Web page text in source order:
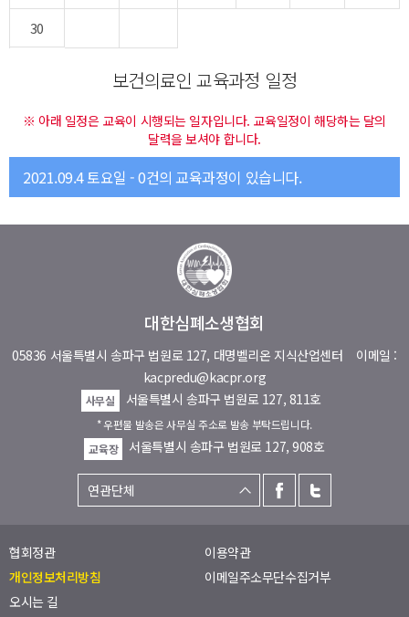
30
보건의료인 교육과정 일정
※ 아래 일정은 교육이 시행되는 일자입니다. 교육일정이 해당하는 달의
달력을 보셔야 합니다.
2021.09.4 토요일 - 0건의 교육과정이 있습니다.
대한심폐소생협회
05836 서울특별시 송파구 법원로 127, 대명벨리온 지식산업센터 이메일 :
kacpredu@kacpr.org
사무실 서울특별시 송파구 법원로 127, 811호
* 우편물 발송은 사무실 주소로 발송 부탁드립니다.
교육장
서울특별시 송파구 법원로 127, 908호
협회정관
이용약관
개인정보처리방침
이메일주소무단수집거부
오시는 길